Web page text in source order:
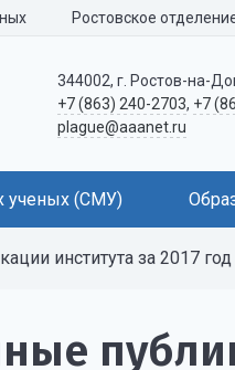
Ростовское
344002, г. Ростов-на-
+7 (863) 240-2703, +7
plague@aaanet.ru
ученых (СМУ)
института за 2017 год